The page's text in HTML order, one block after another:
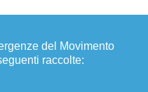
del Movimento
raccolte: